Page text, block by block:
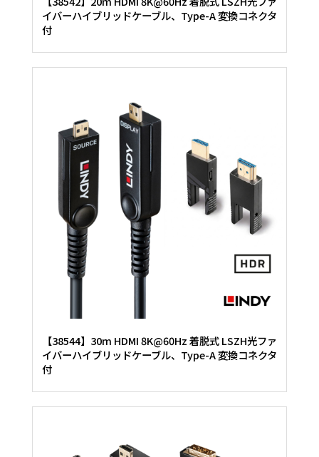
イバーハイブリッドケーブル、Type-A 変換コネクタ
付
【38544】30m HDMI 8K@60Hz 着脱式 LSZH光ファ
イバーハイブリッドケーブル、Type-A 変換コネクタ
付